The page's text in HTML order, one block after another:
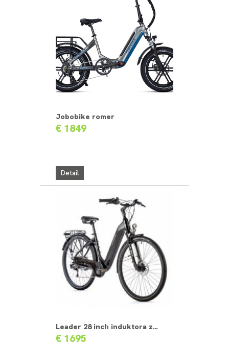
Jobobike romer
€ 1849
Detail
Leader 28 inch induktora zwart
€ 1695